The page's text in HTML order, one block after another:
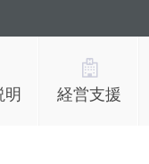
明 経営支援